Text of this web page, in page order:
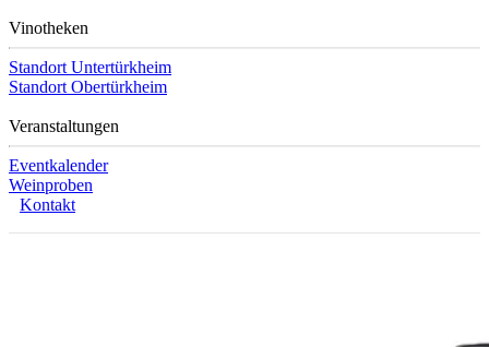
Vinotheken
Standort Untertürkheim
Standort Obertürkheim
Veranstaltungen
Eventkalender
Weinproben
Kontakt